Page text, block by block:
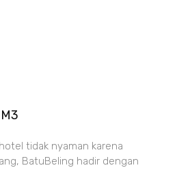
tidak nyaman karena
BatuBeling hadir dengan